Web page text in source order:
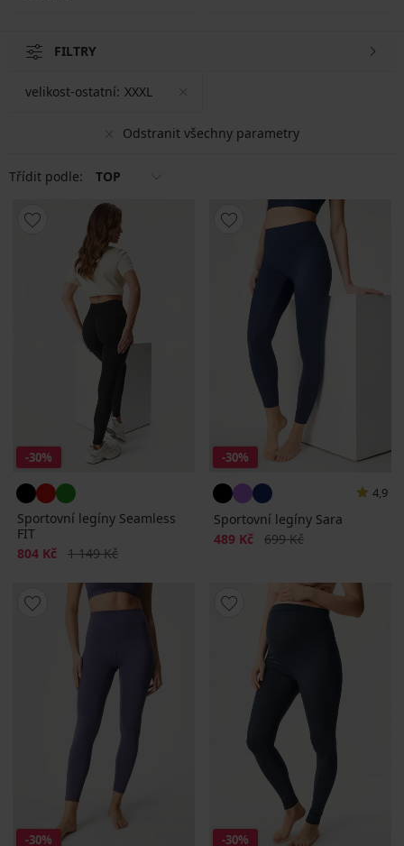
FILTRY
Odstranit všechny parametry
velikost-ostatní: XXXL
Třídit podle: TOP
-30%
Sportovní legíny Seamless
FIT
Sleva
804 Kč Původní cena
1 149 Kč
-30%
4,9
Sportovní legíny Sara
Sleva
489 Kč Původní cena
699 Kč
-30% -30%